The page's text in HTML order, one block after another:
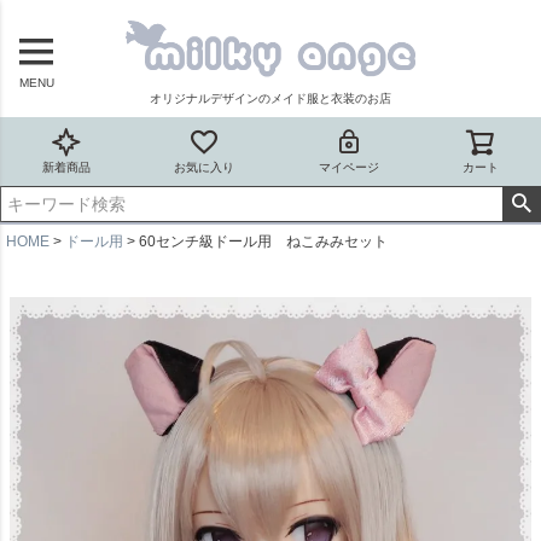
MENU
オリジナルデザインのメイド服と衣装のお店
新着商品 お気に入り マイページ カート
HOME ドール用 60センチ級ドール用 ねこみみセット